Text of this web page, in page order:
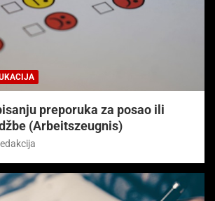
preporuka za posao ili
(Arbeitszeugnis)